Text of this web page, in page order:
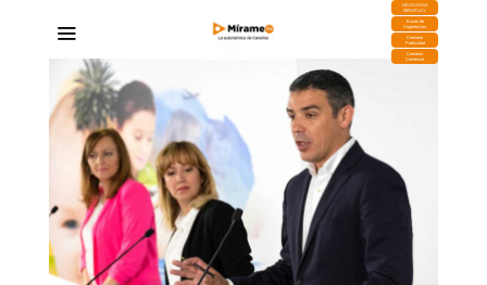
DESCARGA
MIRAPLAY
Buzón de
Sugerencias
Contratar
Publicidad
Contacto
Comercial